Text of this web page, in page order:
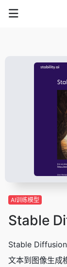
AI训练模型
Stable
Stable
文本到图像生成